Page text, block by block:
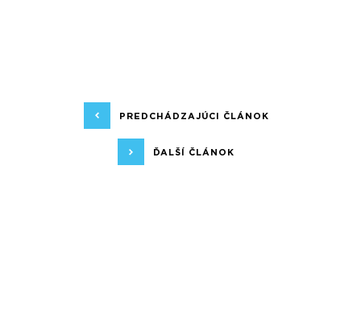
PREDCHÁDZAJÚCI ČLÁNOK
ĎALŠÍ ČLÁNOK